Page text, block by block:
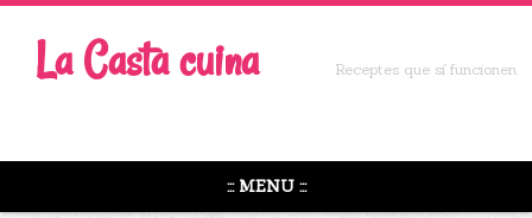
La Casta cuina Receptes que sí funcionen.
::: MENU :::